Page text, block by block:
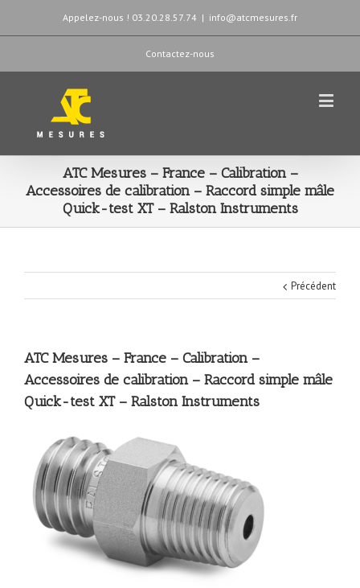
Appelez-nous ! 03.20.28.57.74 | info@atcmesures.fr
Contactez-nous
ATC Mesures – France – Calibration –
Accessoires de calibration – Raccord simple mâle
Quick-test XT – Ralston Instruments
Précédent
ATC Mesures – France – Calibration –
Accessoires de calibration – Raccord simple mâle
Quick-test XT – Ralston Instruments